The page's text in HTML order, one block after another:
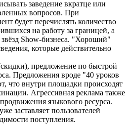
заведение вкратце или
вопросов. При
будет перечислять количество
на работу за границей, а
Show-бизнеса. "Хороший"
которые действительно
предложение по быстрой
Предложения вроде "40 уроков
что внутри площадки происходят
Агрессивная реклама также
языкового ресурса.
заставляет пользователей
поступления.